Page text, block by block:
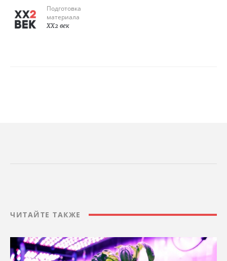
Подготовка
материала
XX2 век
ЧИТАЙТЕ ТАКЖЕ